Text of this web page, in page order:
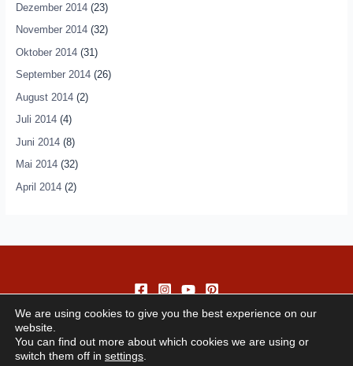
Dezember 2014(23)
November 2014(32)
Oktober 2014(31)
September 2014(26)
August 2014(2)
Juli 2014(4)
Juni 2014(8)
Mai 2014(32)
April 2014(2)
We are using cookies to give you the best experience on our
website.
You can find out more about which cookies we are using or
switch them off in settings